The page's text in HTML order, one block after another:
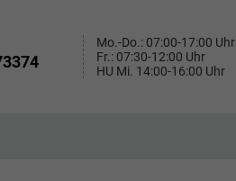
Mo.-Do.: 07:00-17:00 Uhr
Fr.: 07:30-12:00 Uhr
HU Mi. 14:00-16:00 Uhr